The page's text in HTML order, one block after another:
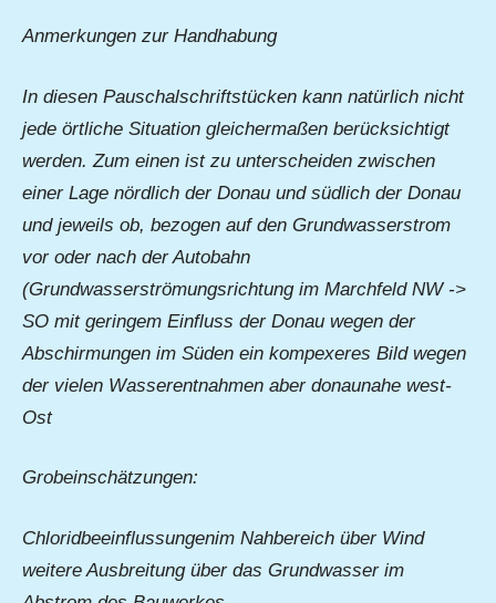
Anmerkungen zur Handhabung
In diesen Pauschalschriftstücken kann natürlich nicht
jede örtliche Situation gleichermaßen berücksichtigt
werden. Zum einen ist zu unterscheiden zwischen
einer Lage nördlich der Donau und südlich der Donau
und jeweils ob, bezogen auf den Grundwasserstrom
vor oder nach der Autobahn
(Grundwasserströmungsrichtung im Marchfeld NW ->
SO mit geringem Einfluss der Donau wegen der
Abschirmungen im Süden ein kompexeres Bild wegen
der vielen Wasserentnahmen aber donaunahe west-
Ost
Grobeinschätzungen:
Chloridbeeinflussungenim Nahbereich über Wind
weitere Ausbreitung über das Grundwasser im